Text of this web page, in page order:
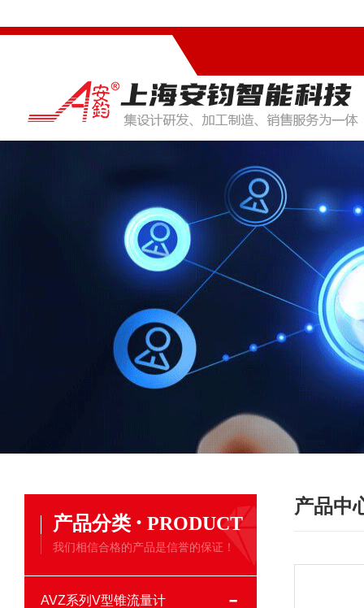
产品分类 · PRODUCT
我们相信合格的产品是信誉的保证！
AVZ系列V型锥流量计
产品中